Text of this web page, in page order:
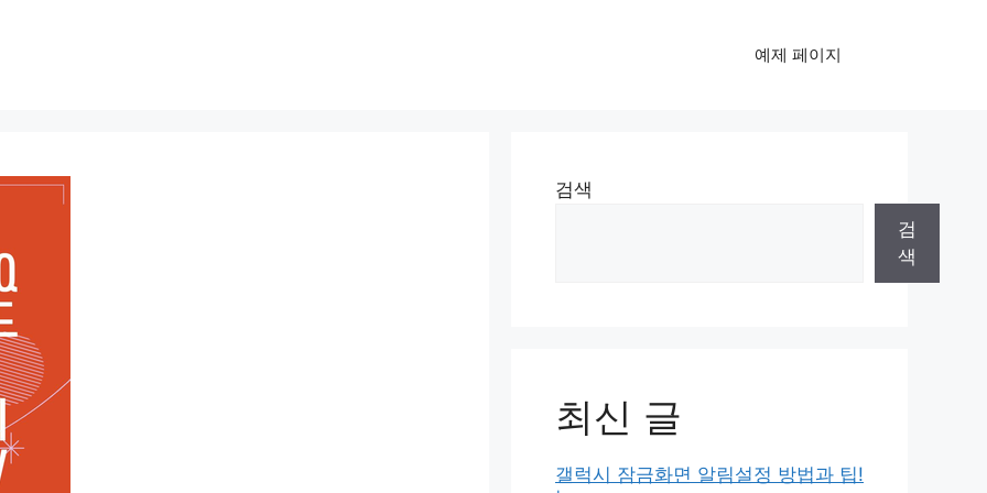
예제 페이지
검색
검
색
최신 글
갤럭시 잠금화면 알림설정 방법과 팁!